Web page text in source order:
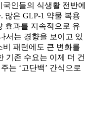
인들의 식생활 전반에
많은 GLP-1 약물 복용
효과를 지속적으로 유
서는 경향을 보이고 있
패턴에도 큰 변화를
기존 수요는 이제 더 건
는 ‘고단백’ 간식으로